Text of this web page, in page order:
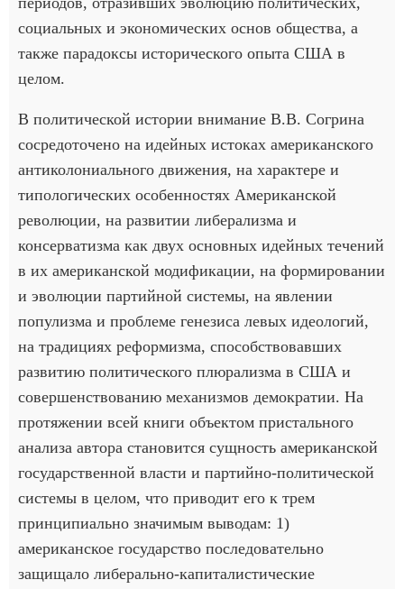
социальных и экономических основ общества, а
также парадоксы исторического опыта США в
целом.
В политической истории внимание В.В. Согрина
сосредоточено на идейных истоках американского
антиколониального движения, на характере и
типологических особенностях Американской
революции, на развитии либерализма и
консерватизма как двух основных идейных течений
в их американской модификации, на формировании
и эволюции партийной системы, на явлении
популизма и проблеме генезиса левых идеологий,
на традициях реформизма, способствовавших
развитию политического плюрализма в США и
совершенствованию механизмов демократии. На
протяжении всей книги объектом пристального
анализа автора становится сущность американской
государственной власти и партийно-политической
системы в целом, что приводит его к трем
принципиально значимым выводам: 1)
американское государство последовательно
защищало либерально-капиталистические